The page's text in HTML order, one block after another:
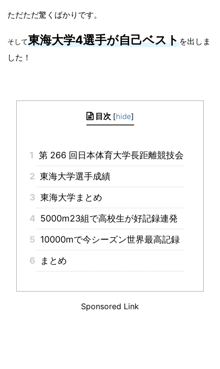
ただただ驚くばかりです。
そして東海大学4選手が自己ベストを出しま
した！
目次 [hide]
1 第 266 回日本体育大学長距離競技会
2 東海大学選手成績
3 東海大学まとめ
4 5000m23組で高校生が好記録連発
5 10000mで今シーズン世界最高記録
6 まとめ
Sponsored Link